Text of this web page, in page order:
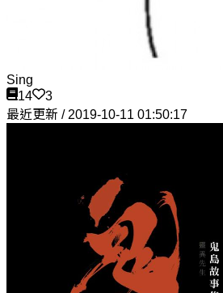
Sing
14
3
最近更新 / 2019-10-11 01:50:17